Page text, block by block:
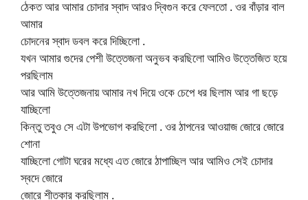
ঠেকত আর আমার চোদার স্বাদ আরও দ্বিগুন করে ফেলতো . ওর বাঁড়ার বাল
আমার
চোদনের স্বাদ ডবল করে দিচ্ছিলো .
যখন আমার গুদের পেশী উত্তেজনা অনুভব করছিলো আমিও উত্তেজিত হয়ে
পরছিলাম
আর আমি উত্তেজনায় আমার নখ দিয়ে ওকে চেপে ধর ছিলাম আর গা ছড়ে
যাচ্ছিলো
কিন্তু তবুও সে এটা উপভোগ করছিলো . ওর ঠাপনের আওয়াজ জোরে জোরে
শোনা
যাচ্ছিলো গোটা ঘরের মধ্যে এত জোরে ঠাপাচ্ছিল আর আমিও সেই চোদার
স্বদে জোরে
জোরে শীত্কার করছিলাম .